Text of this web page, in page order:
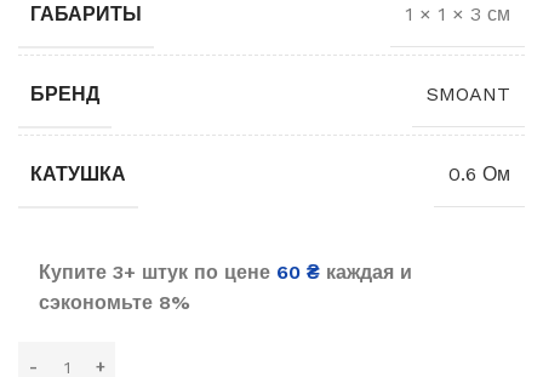
ГАБАРИТЫ 1 × 1 × 3 см
БРЕНД SMOANT
КАТУШКА 0.6 Ом
Купите 3+ штук по цене 60 ₴ каждая и
сэкономьте 8%